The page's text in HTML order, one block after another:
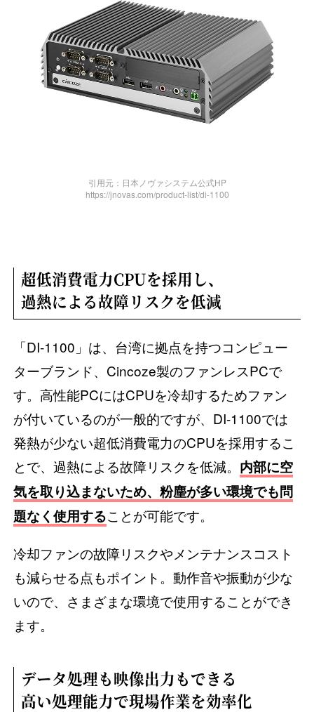
引用元：日本ノヴァシステム公式HP
https://jnovas.com/product-list/di-1100
超低消費電力CPUを採用し、
過熱による故障リスクを低減
「DI-1100」は、台湾に拠点を持つコンピュー
ターブランド、Cincoze製のファンレスPCで
す。高性能PCにはCPUを冷却するためファン
が付いているのが一般的ですが、DI-1100では
発熱が少ない超低消費電力のCPUを採用するこ
とで、過熱による故障リスクを低減。 内部に空
気を取り込まないため、粉塵が多い環境でも問
題なく使用することが可能です。
冷却ファンの故障リスクやメンテナンスコスト
も減らせる点もポイント。動作音や振動が少な
いので、さまざまな環境で使用することができ
ます。
データ処理も映像出力もできる
高い処理能力で現場作業を効率化